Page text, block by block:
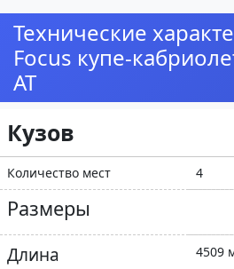
Технические
Focus купе-
AT
Кузов
Количество мест 4
Размеры
Длина 4509